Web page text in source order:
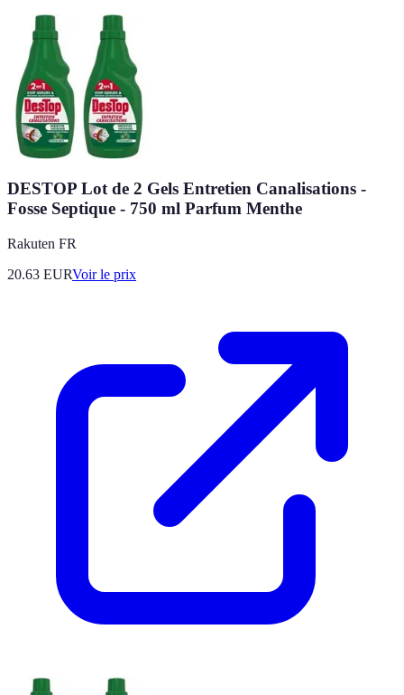
DESTOP Lot de 2 Gels Entretien Canalisations -
Fosse Septique - 750 ml Parfum Menthe
Rakuten FR
20.63 EURVoir le prix